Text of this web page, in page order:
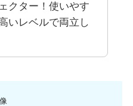
クター！使いやす
いレベルで両立し